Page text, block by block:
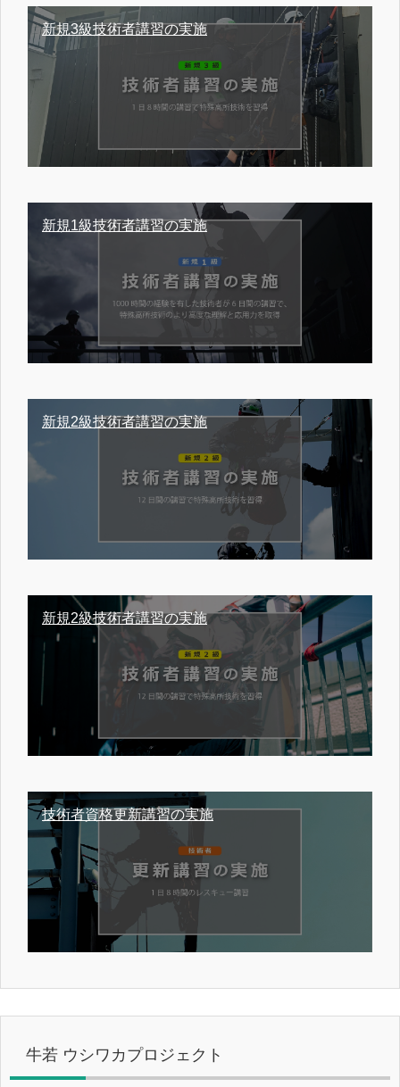
新規3級技術者講習の実施
新規1級技術者講習の実施
新規2級技術者講習の実施
新規2級技術者講習の実施
技術者資格更新講習の実施
牛若 ウシワカプロジェクト